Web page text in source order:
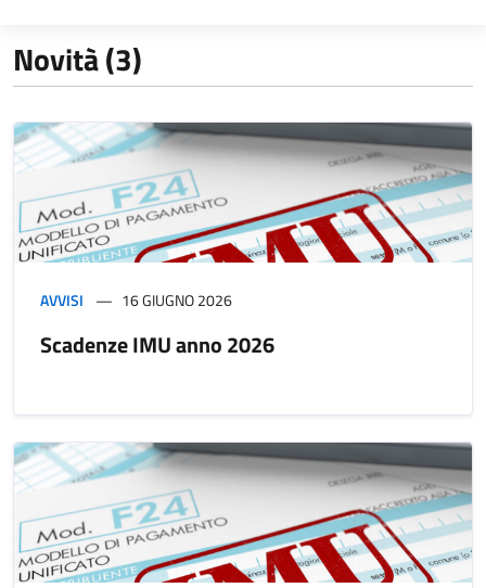
Novità (3)
AVVISI 16 GIUGNO 2026
Scadenze IMU anno 2026